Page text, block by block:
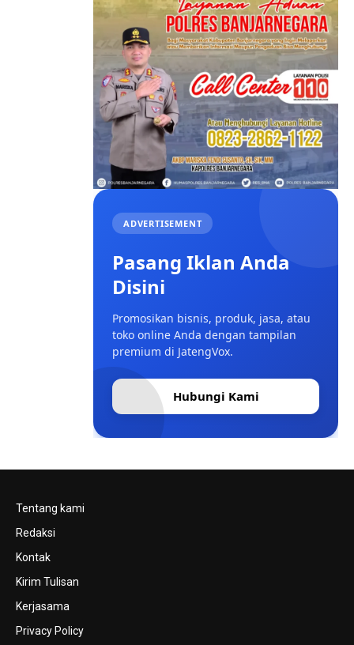
ADVERTISEMENT
Pasang Iklan Anda
Disini
Promosikan bisnis, produk, jasa, atau
toko online Anda dengan tampilan
premium di JatengVox.
Hubungi Kami
Tentang kami
Redaksi
Kontak
Kirim Tulisan
Kerjasama
Privacy Policy